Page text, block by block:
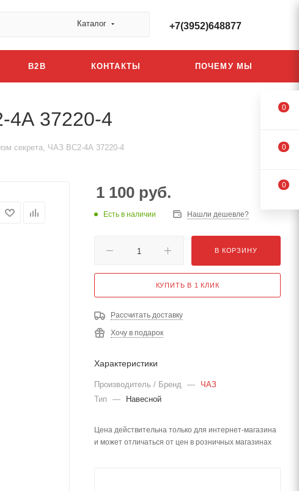
Каталог +7(3952)648877
B2B КОНТАКТЫ ПОЧЕМУ МЫ
4А 37220-4
секрета, ЧАЗ ВС2-4А 37220-4
1 100 руб.
Есть в наличии Нашли дешевле?
В КОРЗИНУ
КУПИТЬ В 1 КЛИК
Рассчитать доставку
Хочу в подарок
Характеристики
Производитель / Бренд —
ЧАЗ
Тип
— Навесной
Цена действительна только для интернет-магазина
и может отличаться от цен в розничных магазинах
0
0
0